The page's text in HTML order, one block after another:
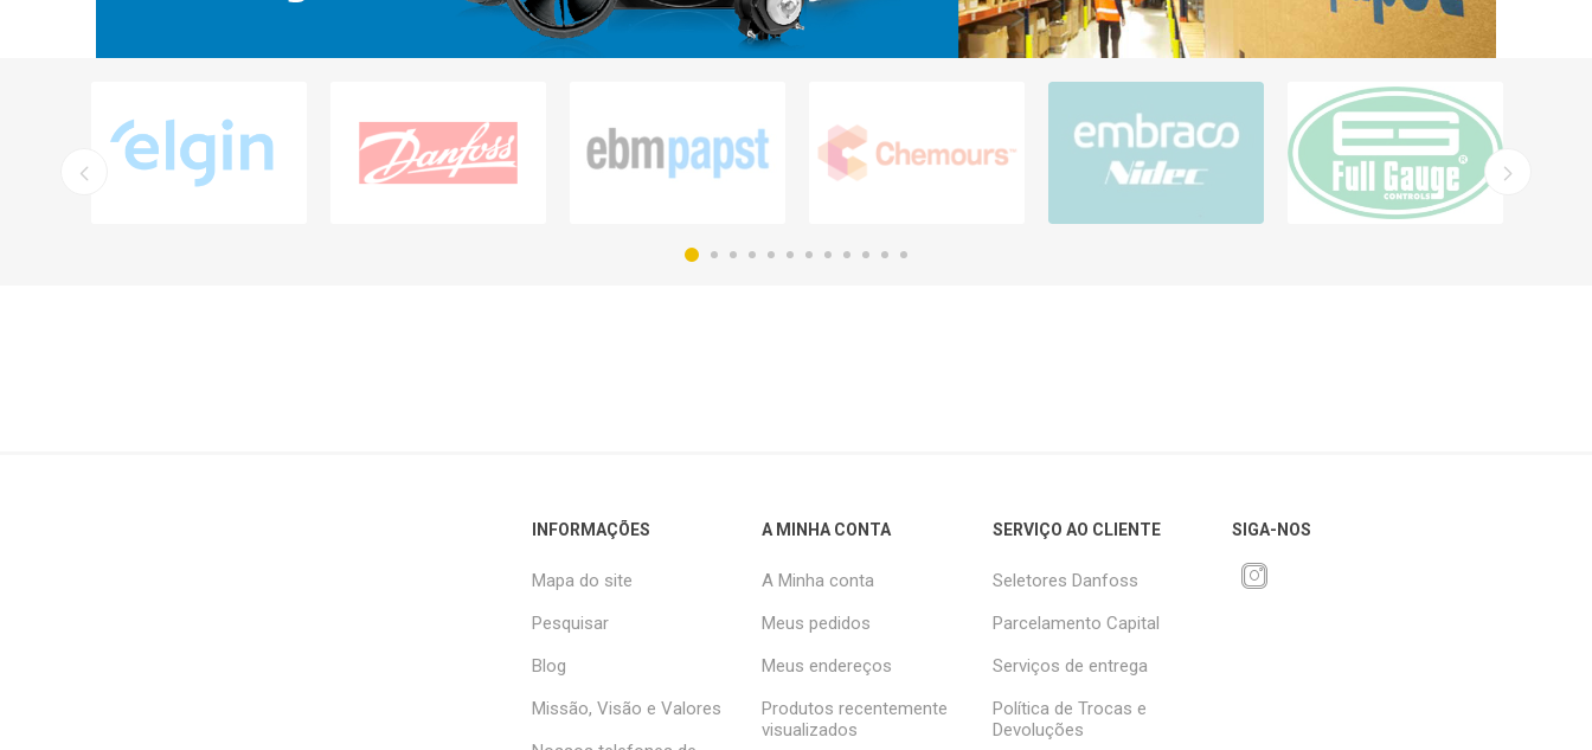
INFORMAÇÕES
Mapa do site
Pesquisar
Blog
Missão, Visão e Valores
A MINHA CONTA
A Minha conta
Meus pedidos
Meus endereços
Produtos recentemente
visualizados
SERVIÇO AO CLIENTE
Seletores Danfoss
Parcelamento Capital
Serviços de entrega
Política de Trocas e
Devoluções
SIGA-NOS